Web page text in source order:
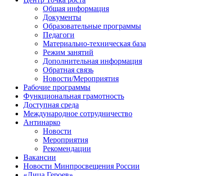
Общая информация
Документы
Образовательные программы
Педагоги
Материально-техническая база
Режим занятий
Дополнительная информация
Обратная связь
Новости/Мероприятия
Рабочие программы
Функциональная грамотность
Доступная среда
Международное сотрудничество
Антинарко
Новости
Мероприятия
Рекомендации
Вакансии
Новости Минпросвещения России